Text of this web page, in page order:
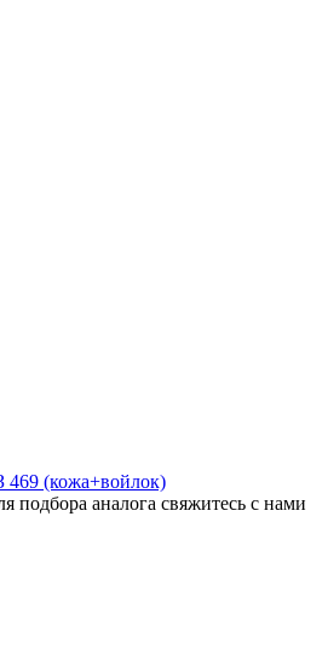
(кожа+войлок)
подбора аналога свяжитесь с нами